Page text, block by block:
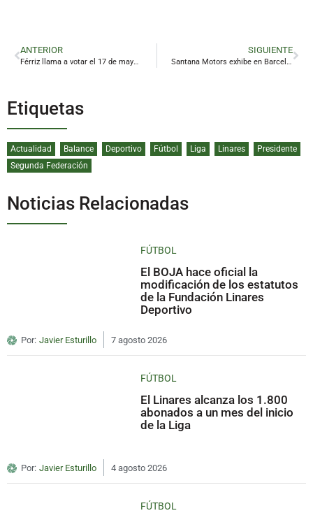
ANTERIOR
Férriz llama a votar el 17 de mayo para defender los servicios públicos
SIGUIENTE
Santana Motors exhibe en Barcelona su hoja de ruta para liderar la nueva automoción española
Etiquetas
Actualidad Balance Deportivo Fútbol Liga Linares
Presidente
Segunda Federación
Noticias Relacionadas
FÚTBOL
El BOJA hace oficial la
modificación de los estatutos
de la Fundación Linares
Deportivo
Por: Javier Esturillo 7 agosto 2026
FÚTBOL
El Linares alcanza los 1.800
abonados a un mes del inicio
de la Liga
Por: Javier Esturillo 4 agosto 2026
FÚTBOL